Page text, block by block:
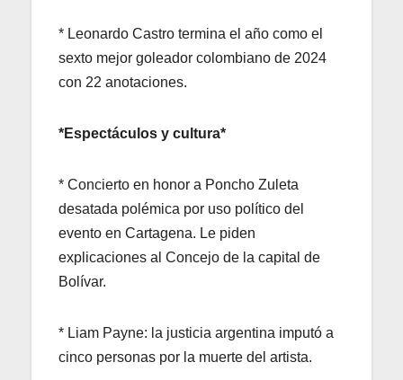
* Leonardo Castro termina el año como el
sexto mejor goleador colombiano de 2024
con 22 anotaciones.
*Espectáculos y cultura*
* Concierto en honor a Poncho Zuleta
desatada polémica por uso político del
evento en Cartagena. Le piden
explicaciones al Concejo de la capital de
Bolívar.
* Liam Payne: la justicia argentina imputó a
cinco personas por la muerte del artista.